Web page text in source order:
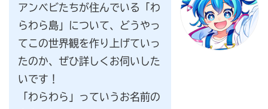
アンベビたちが住んでいる「わ
らわら島」について、どうやっ
てこの世界観を作り上げていっ
たのか、ぜひ詳しくお伺いした
いです！
「わらわら」っていうお名前の